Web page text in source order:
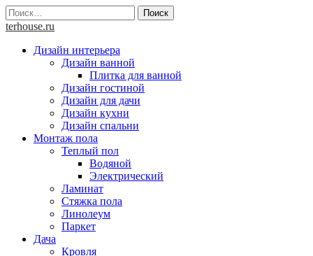
Skip
to
Найти:
terhouse.ru
Дизайн интерьера
Дизайн ванной
Плитка для ванной
Дизайн гостиной
Дизайн для дачи
Дизайн кухни
Дизайн спальни
Монтаж пола
Теплый пол
Водяной
Электрический
Ламинат
Стяжка пола
Линолеум
Паркет
Дача
Кровля